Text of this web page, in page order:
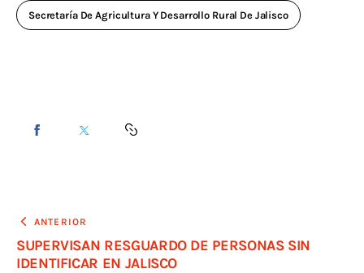
Secretaría De Agricultura Y Desarrollo Rural De Jalisco
ANTERIOR
SUPERVISAN RESGUARDO DE PERSONAS SIN
IDENTIFICAR EN JALISCO